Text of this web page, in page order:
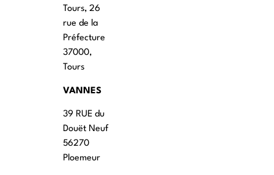
Tours, 26
rue de la
Préfecture
37000,
Tours
VANNES
39 RUE du
Douët Neuf
56270
Ploemeur